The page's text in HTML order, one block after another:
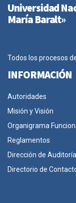
Universidad
María Baralt»
Todos los procesos
INFORMACIÓN
Autoridades
Misión y Visión
Organigrama
Reglamentos
Dirección de
Directorio de